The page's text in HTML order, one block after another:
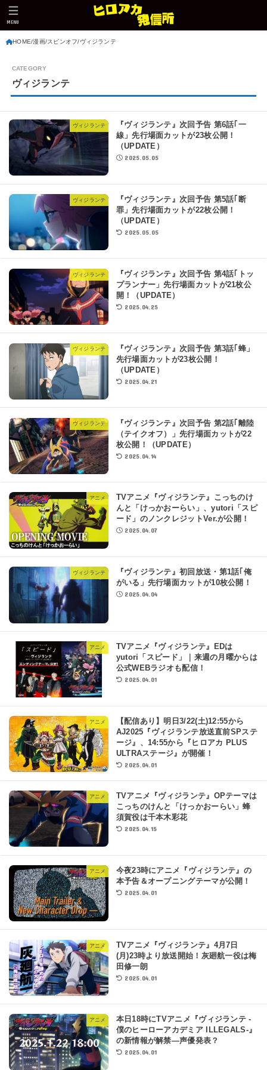
MENU
HOME 漫画 スピンオフ ヴィジランテ
ヴィジランテ
ヴィジランテ
『ヴィジランテ』次回予告 第6話｢一
線」先行場面カットが23枚公開！
（UPDATE）
2025.05.05
ヴィジランテ
『ヴィジランテ』次回予告 第5話｢断
罪」先行場面カットが22枚公開！
（UPDATE）
2025.05.05
ヴィジランテ
『ヴィジランテ』次回予告 第4話｢トッ
プランナー」先行場面カットが21枚公
開！（UPDATE）
2025.04.25
ヴィジランテ
『ヴィジランテ』次回予告 第3話｢蜂」
先行場面カットが23枚公開！
（UPDATE）
2025.04.21
ヴィジランテ
『ヴィジランテ』次回予告 第2話｢離陸
（テイクオフ）」先行場面カットが22
枚公開！（UPDATE）
2025.04.14
アニメ
TVアニメ『ヴィジランテ』こっちのけ
んと「けっかおーらい」、yutori「スピ
ード」のノンクレジットVer.が公開！
2025.04.07
ヴィジランテ
『ヴィジランテ』初回放送・第1話｢俺
がいる」先行場面カットが10枚公開！
2025.04.04
アニメ
TVアニメ『ヴィジランテ』EDは
yutori「スピード」｜来週の月曜からは
公式WEBラジオも配信！
2025.04.01
アニメ
【配信あり】明日3/22(土)12:55から
AJ2025『ヴィジランテ放送直前SPステ
ージ』、14:55から『ヒロアカ PLUS
ULTRAステージ』が開催！
2025.04.01
アニメ
TVアニメ『ヴィジランテ』OPテーマは
こっちのけんと「けっかおーらい」蜂
須賀役は千本木彩花
2025.04.15
アニメ
今夜23時にアニメ『ヴィジランテ』の
本予告＆オープニングテーマが公開！
2025.04.01
アニメ
TVアニメ『ヴィジランテ』4月7日
(月)23時より放送開始！灰廻航一役は梅
田修一朗
2025.04.01
アニメ
本日18時にTVアニメ『ヴィジランテ -
僕のヒーローアカデミア ILLEGALS-』
の新情報が解禁―声優発表？
2025.04.01